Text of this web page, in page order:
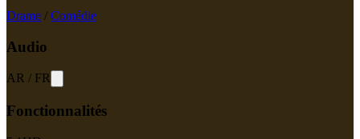
Drame / Comédie
Audio
AR / FR
Fonctionnalités